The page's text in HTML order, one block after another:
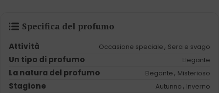
Specifica del profumo
Attività Occasione speciale , Sera e svago
Un tipo di profumo Elegante
La natura del profumo Elegante , Misterioso
Stagione Autunno , Inverno